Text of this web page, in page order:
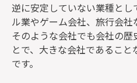
逆に安定していない業種と
ル業やゲーム会社、旅行会社
そのような会社でも会社の
とで、大きな会社であるこ
です。